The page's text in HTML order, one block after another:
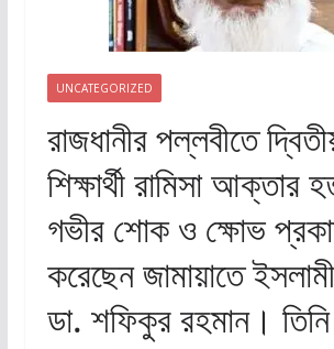
UNCATEGORIZED
রাজধানীর পল্লবীতে
শিক্ষার্থী রামিসা আক্তার
গভীর শোক ও ক্ষোভ
করেছেন জামায়াতে
ডা. শফিকুর রহমান।